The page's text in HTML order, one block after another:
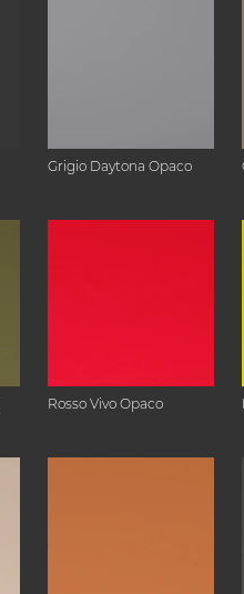
Grigio Daytona Opaco
Rosso Vivo Opaco